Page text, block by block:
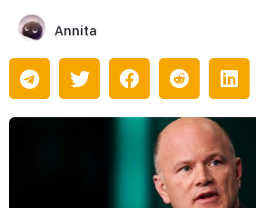
Annita